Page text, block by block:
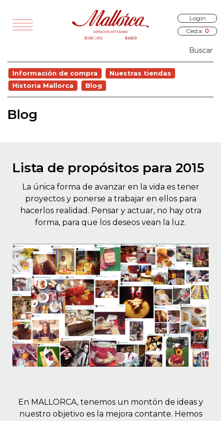
Login
Cesta: 0
Información de compra
Nuestras tiendas
Historia Mallorca
Blog
Blog
Lista de propósitos para 2015
La única forma de avanzar en la vida es tener
proyectos y ponerse a trabajar en ellos para
hacerlos realidad. Pensar y actuar, no hay otra
forma, para que los deseos vean la luz.
En MALLORCA, tenemos un montón de ideas y
nuestro objetivo es la mejora contante. Hemos